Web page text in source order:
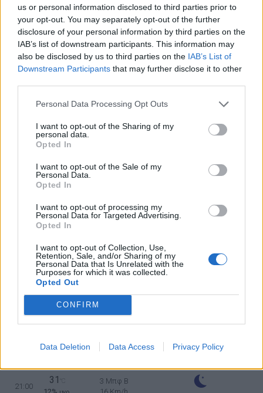
us or personal information disclosed to third parties prior to
your opt-out. You may separately opt-out of the further
disclosure of your personal information by third parties on the
IAB’s list of downstream participants. This information may
also be disclosed by us to third parties on the IAB’s List of
Downstream Participants that may further disclose it to other
Personal Data Processing Opt Outs
I want to opt-out of the Sharing of my
personal data.
Opted In
I want to opt-out of the Sale of my
Personal Data.
Opted In
I want to opt-out of processing my
Personal Data for Targeted Advertising.
Opted In
I want to opt-out of Collection, Use,
Retention, Sale, and/or Sharing of my
Personal Data that Is Unrelated with the
Purposes for which it was collected.
Opted Out
CONFIRM
Data Deletion Data Access Privacy Policy
21:00
33
28%
24 Km/h
ΚΑΘΑΡΟΣ
ΤΡΙΤΗ 11 ΑΥΓΟΥΣΤΟΥ Ανατολή: 06:42 - Δύση 20:26
26%υγρ.
24 Km/h
24%υγρ.
24 Km/h
31 °C
13%υγρ.
35 Km/h
34 °C
6%υγρ.
5 Μπφ B
35 Km/h
37 °C
8%υγρ.
6 Μπφ BA
45 Km/h
70km/h
39°C
υγρ.
55
8%υγρ.
24 Km/h
21:00
31
3 Μπφ B